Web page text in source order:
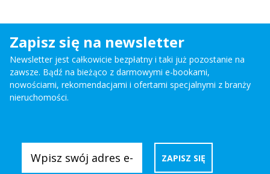
Zapisz się na newsletter
Newsletter jest całkowicie bezpłatny i taki już pozostanie na
zawsze. Bądź na bieżąco z darmowymi e-bookami,
nowościami, rekomendacjami i ofertami specjalnymi z branży
nieruchomości.